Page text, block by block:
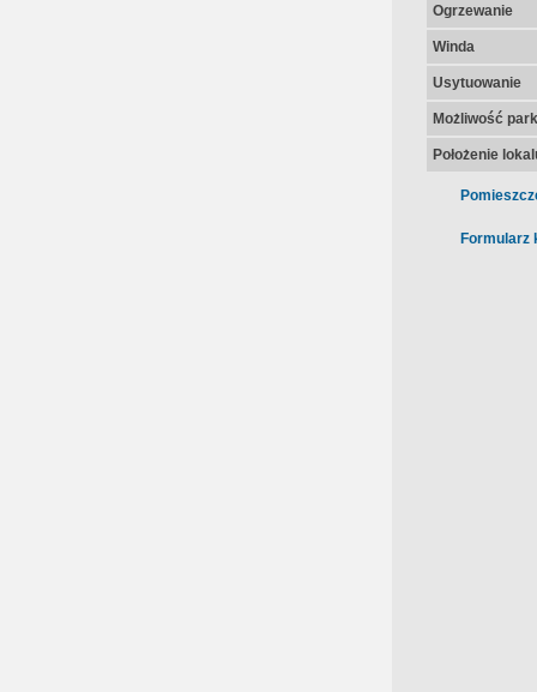
Ogrzewanie
Winda
Usytuowanie
Możliwość
Położenie
Formularz